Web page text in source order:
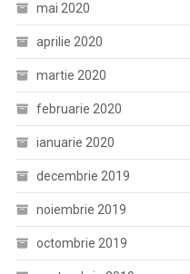
mai 2020
aprilie 2020
martie 2020
februarie 2020
ianuarie 2020
decembrie 2019
noiembrie 2019
octombrie 2019